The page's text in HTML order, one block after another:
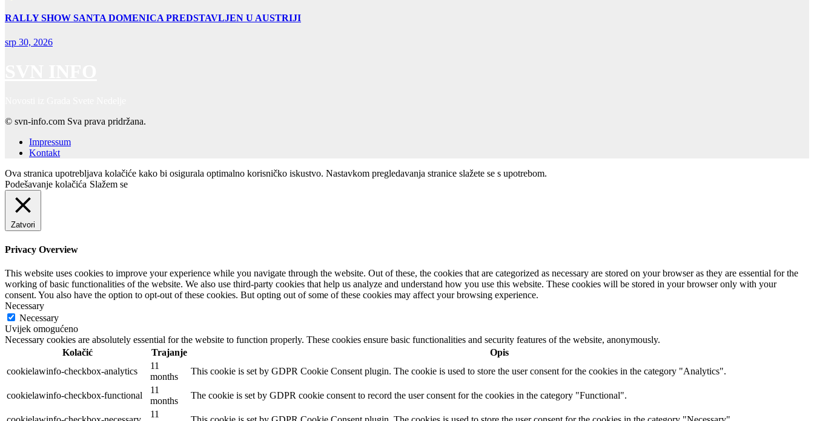
RALLY SHOW SANTA DOMENICA PREDSTAVLJEN U AUSTRIJI
srp 30, 2026
© svn-info.com Sva prava pridržana.
Impressum
Kontakt
Ova stranica upotrebljava kolačiće kako bi osigurala optimalno korisničko iskustvo. Nastavkom pregledavanja stranice slažete se s upotrebom.
Podešavanje kolačića Slažem se
Zatvori
Privacy Overview
This website uses cookies to improve your experience while you navigate through the website. Out of these, the cookies that are categorized as necessary are stored on your browser as they are essential for the
working of basic functionalities of the website. We also use third-party cookies that help us analyze and understand how you use this website. These cookies will be stored in your browser only with your
consent. You also have the option to opt-out of these cookies. But opting out of some of these cookies may affect your browsing experience.
Necessary
Necessary
Uvijek omogućeno
Necessary cookies are absolutely essential for the website to function properly. These cookies ensure basic functionalities and security features of the website, anonymously.
Kolačić
Trajanje
Opis
cookielawinfo-checkbox-analytics
11
months
This cookie is set by GDPR Cookie Consent plugin. The cookie is used to store the user consent for the cookies in the category "Analytics".
cookielawinfo-checkbox-functional
11
months
The cookie is set by GDPR cookie consent to record the user consent for the cookies in the category "Functional".
11